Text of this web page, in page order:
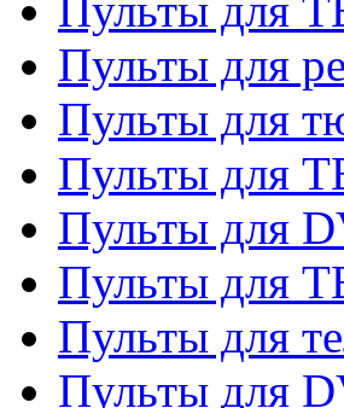
Пульты для
Пульты для
Пульты для
Пульты для
Пульты для
Пульты для
Пульты для